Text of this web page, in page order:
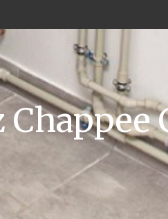
Chappee